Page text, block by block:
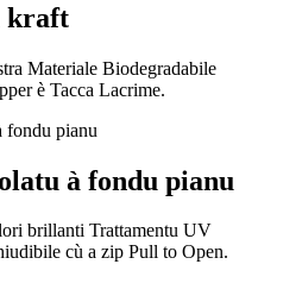
kraft
Materiale Biodegradabile
è Tacca Lacrime.
à fondu pianu
brillanti Trattamentu UV
cù a zip Pull to Open.